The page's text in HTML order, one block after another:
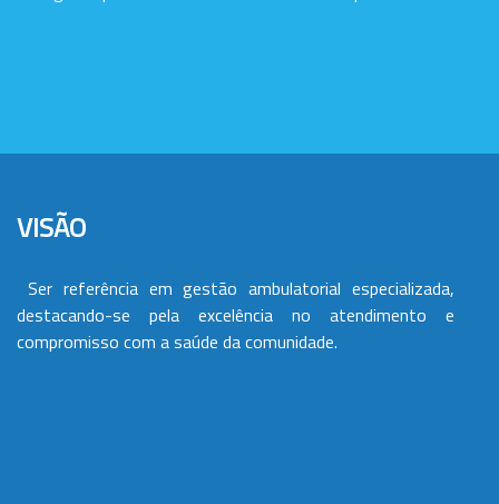
VISÃO
Ser referência em gestão ambulatorial especializada,
destacando-se pela excelência no atendimento e
compromisso com a saúde da comunidade.